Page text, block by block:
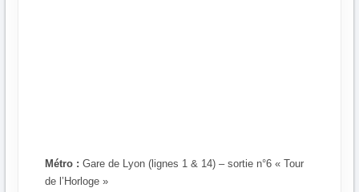
Métro : Gare de Lyon (lignes 1 & 14) – sortie n°6 « Tour
de l’Horloge »